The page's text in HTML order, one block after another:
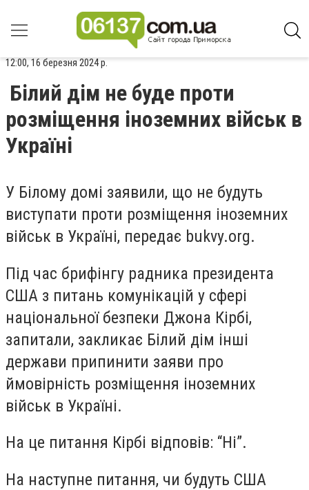
12:00, 16 березня 2024 р.
Білий дім не буде проти
розміщення іноземних військ в
Україні
У Білому домі заявили, що не будуть
виступати проти розміщення іноземних
військ в Україні, передає bukvy.org.
Під час брифінгу радника президента
США з питань комунікацій у сфері
національної безпеки Джона Кірбі,
запитали, закликає Білий дім інші
держави припинити заяви про
ймовірність розміщення іноземних
військ в Україні.
На це питання Кірбі відповів: “Ні”.
На наступне питання, чи будуть США